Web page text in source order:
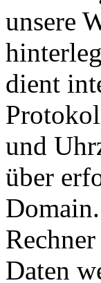
unsere
dient
und
über
Daten